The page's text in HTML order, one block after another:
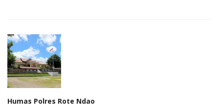
Humas Polres Rote Ndao